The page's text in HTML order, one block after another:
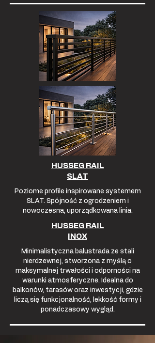
HUSSEG RAIL
SLAT
Poziome profile inspirowane systemem
SLAT. Spójność z ogrodzeniem i
nowoczesna, uporządkowana linia.
HUSSEG RAIL
INOX
Minimalistyczna balustrada ze stali
nierdzewnej, stworzona z myślą o
maksymalnej trwałości i odporności na
warunki atmosferyczne. Idealna do
balkonów, tarasów oraz inwestycji, gdzie
liczą się funkcjonalność, lekkość formy i
ponadczasowy wygląd.